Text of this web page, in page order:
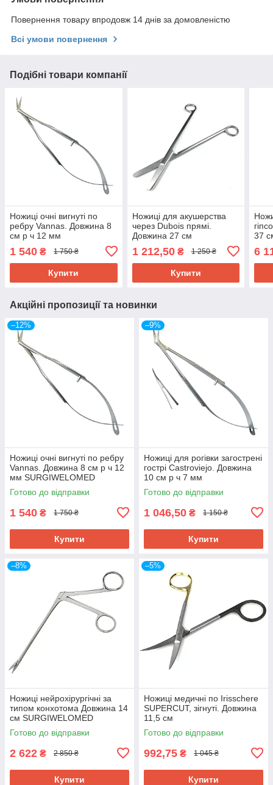
Повернення товару впродовж 14 днів за домовленістю
Всі умови повернення
Подібні товари компанії
Ножиці очні вигнуті по
ребру Vannas. Довжина 8
см р ч 12 мм
1 540 ₴ 1 750 ₴
Купити
Ножиці для акушерства
через Dubois прямі.
Довжина 27 см
1 212,50₴ 1 250 ₴
Купити
37
6
Акційні пропозиції та новинки
–12%
Ножиці очні вигнуті по ребру
Vannas. Довжина 8 см р ч 12
мм SURGIWELOMED
Готово до відправки
1 540 ₴ 1 750 ₴
Купити
–9%
Ножиці для рогівки загострені
гострі Castroviejo. Довжина
10 см р ч 7 мм
SURGIWELOMED
Готово до відправки
1 046,50 ₴ 1 150 ₴
Купити
–8%
Ножиці нейрохірургічні за
типом конхотома Довжина 14
см SURGIWELOMED
Готово до відправки
2 622 ₴ 2 850 ₴
Купити
–5%
Ножиці медичні по Irisschere
SUPERCUT, зігнуті. Довжина
11,5 см
Готово до відправки
992,75 ₴ 1 045 ₴
Купити